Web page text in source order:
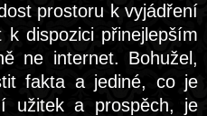
prostoru k vyjádření
dispozici přinejlepším
ne internet. Bohužel,
fakta a jediné, co je
užitek a prospěch, je